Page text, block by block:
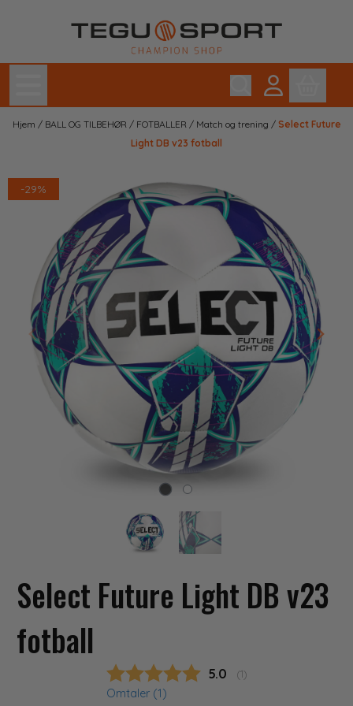
Hopp til innhold
Hjem / BALL OG TILBEHØR / FOTBALLER / Match og trening / Select Future
Light DB v23 fotball
-29%
Select Future Light DB v23
fotball
5.0 (stemmer:
1)
Omtaler (1)